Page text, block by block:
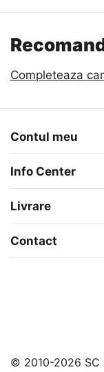
Completeaza
Contul meu
Info Center
Livrare
Contact
© 2010-2026 SC